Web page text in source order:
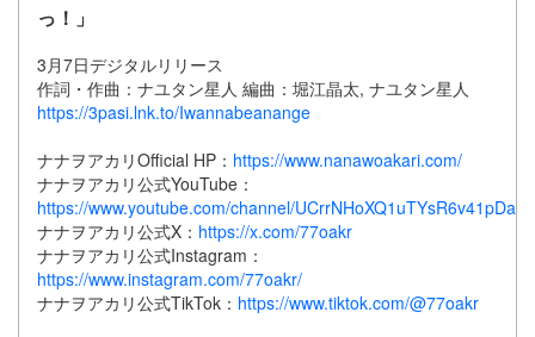
っ！」
3月7日デジタルリリース
作詞・作曲：ナユタン星人 編曲：堀江晶太, ナユタン星人
https://3pasi.lnk.to/Iwannabeanange
ナナヲアカリOfficial HP： https://www.nanawoakari.com/
ナナヲアカリ公式YouTube：
https://www.youtube.com/channel/UCrrNHoXQ1uTYsR6v41pDalQ
ナナヲアカリ公式X： https://x.com/77oakr
ナナヲアカリ公式Instagram：
https://www.instagram.com/77oakr/
ナナヲアカリ公式TikTok： https://www.tiktok.com/@77oakr